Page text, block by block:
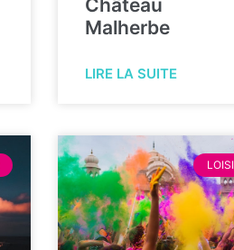
Château
Malherbe
LIRE LA SUITE